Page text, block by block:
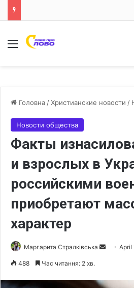
Меню
Головна /Христианские новости /
Новости общества
Факты
и взрослых в
российскими
приобретают
характер
Маргарита Стралківська
d
April
488 Час читання: 2 хв.